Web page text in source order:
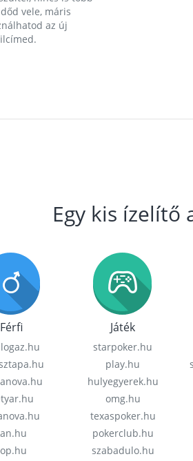
vele, máris
az új
Egy kis ízelítő
Férfi Játék
starpoker.hu
play.hu
hulyegyerek.hu
omg.hu
texaspoker.hu
pokerclub.hu
szabadulo.hu